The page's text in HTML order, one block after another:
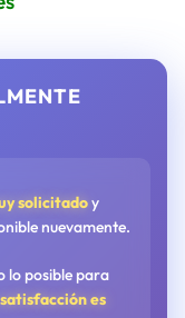
solicitadoy
nuevamente.
lo posible para
satisfacción es